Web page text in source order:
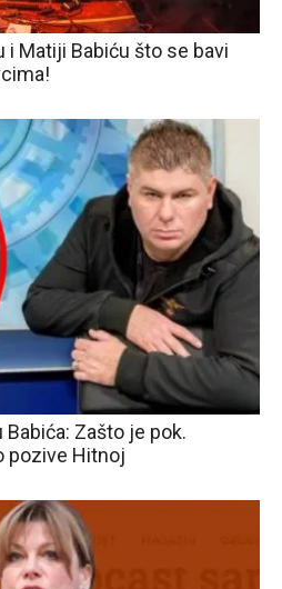
i Matiji Babiću što se bavi
Zašto je pok.
pozive Hitnoj